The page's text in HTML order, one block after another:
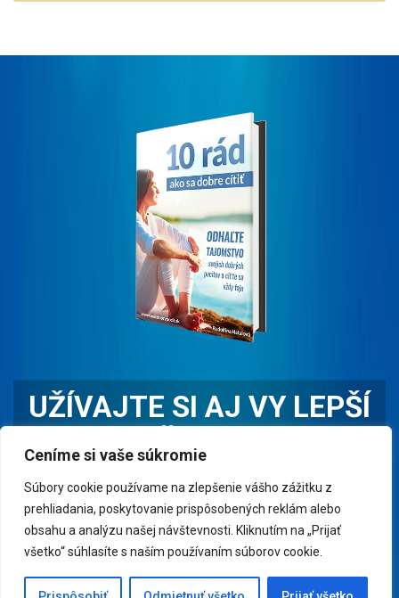
Ceníme si vaše súkromie
Súbory cookie používame na zlepšenie vášho zážitku z
prehliadania, poskytovanie prispôsobených reklám alebo
obsahu a analýzu našej návštevnosti. Kliknutím na „Prijať
všetko“ súhlasíte s naším používaním súborov cookie.
UŽÍVAJTE SI AJ VY LEPŠÍ
ŽIVOT
Prečítajte si e-book "10 RÁD AKO SA DOBRE CÍTIŤ" a
cíťte sa dobre čo najčastejšie.
CHCEM PREČÍTAŤ E-BOOK